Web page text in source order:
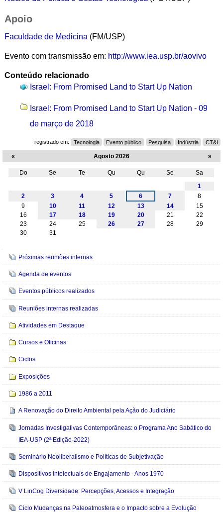
Apoio
Faculdade de Medicina(FM/USP)
Evento com transmissão em: http://www.iea.usp.br/aovivo
Conteúdo relacionado
Israel: From Promised Land to Start Up Nation
Israel: From Promised Land to Start Up Nation - 09
de março de 2018
registrado em: Tecnologia Evento público Pesquisa Indústria CT&I
« Agosto 2026 »
Do Se Te Qu Qu Se
Sa
1
2
3 4 5 6 7
8
9
10 11 12 13 14
15
16
17 18 19 20 21
22
23
24 25 26 27 28
29
30
31
Navegação
Próximas reuniões internas
Agenda de eventos
Eventos públicos realizados
Reuniões internas realizadas
Atividades em Destaque
Cursos e Oficinas
Ciclos
Exposições
1986 a 2011
A Renovação do Direito Ambiental pela Ação do Judiciário
Jornadas Investigativas Contemporâneas: o Programa Ano Sabático do
IEA-USP (2ª Edição-2022)
Seminário Neoliberalismo e Políticas de Subjetivação
Dispositivos Intelectuais de Engajamento - Anos 1970
V LinCog Diversidade: Percepções, Acessos e Integração
Ciclo Mudanças na Paleoatmosfera e o Impacto sobre a Evolução